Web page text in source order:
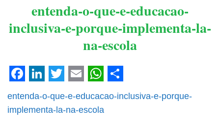
entenda-o-que-e-educacao-
inclusiva-e-porque-implementa-la-
na-escola
Facebook
LinkedIn
Twitter
EmailWhatsApp
Share
entenda-o-que-e-educacao-inclusiva-e-porque-
implementa-la-na-escola